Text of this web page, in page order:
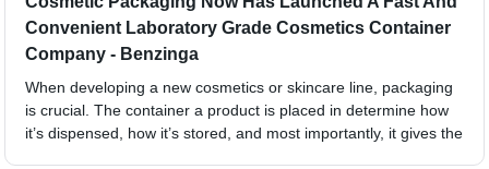
Convenient Laboratory Grade Cosmetics Container
Company - Benzinga
When developing a new cosmetics or skincare line, packaging
is crucial. The container a product is placed in determine how
it’s dispensed, how it’s stored, and most importantly, it gives the